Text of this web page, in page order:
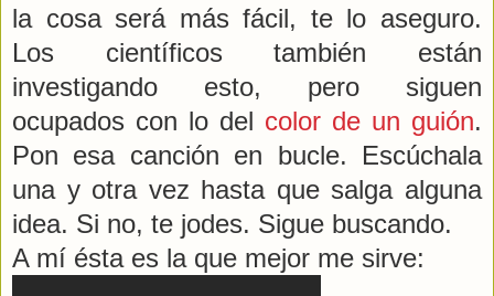
la cosa será más fácil, te lo aseguro.
Los científicos también están
investigando esto, pero siguen
ocupados con lo del color de un guión.
Pon esa canción en bucle. Escúchala
una y otra vez hasta que salga alguna
idea. Si no, te jodes. Sigue buscando.
A mí ésta es la que mejor me sirve: